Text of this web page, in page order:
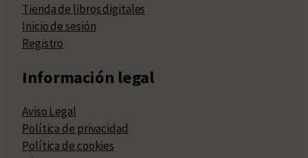
Tienda de libros digitales
Inicio de sesión
Registro
Información legal
Aviso Legal
Política de privacidad
Política de cookies